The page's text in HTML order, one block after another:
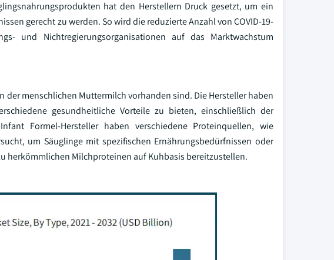
hat den Herstellern Druck gesetzt, um ein
gerecht zu werden. So wird die reduzierte Anzahl von COVID-19-
und Nichtregierungsorganisationen auf das Marktwachstum
menschlichen Muttermilch vorhanden sind. Die Hersteller haben
gesundheitliche Vorteile zu bieten, einschließlich der
Formel-Hersteller haben verschiedene Proteinquellen, wie
um Säuglinge mit spezifischen Ernährungsbedürfnissen oder
herkömmlichen Milchproteinen auf Kuhbasis bereitzustellen.